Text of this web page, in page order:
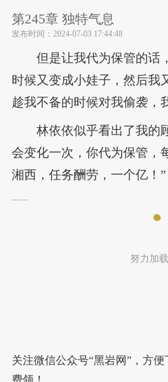
第245章 独特气息
发布时间： 2024-07-03 17:44:48
但是让我代为保管的话
时候又变成小娃子，然后我
趁我不备的时候对我偷袭，
林依依似乎看出了我的
会变化一次，你代为保管，
湘西，任务酬劳，一个亿！”
......
努力加
关注微信公众号“黑岩网”，方